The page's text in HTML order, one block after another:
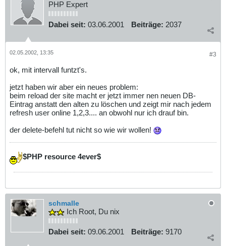
PHP Expert
Dabei seit: 03.06.2001 Beiträge: 2037
#3
02.05.2002, 13:35
ok, mit intervall funtzt's.
jetzt haben wir aber ein neues problem:
beim reload der site macht er jetzt immer nen neuen DB-
Eintrag anstatt den alten zu löschen und zeigt mir nach jedem
refresh user online 1,2,3.... an obwohl nur ich drauf bin.
der delete-befehl tut nicht so wie wir wollen!
$PHP resource 4ever$
schmalle
Ich Root, Du nix
Dabei seit: 09.06.2001 Beiträge: 9170